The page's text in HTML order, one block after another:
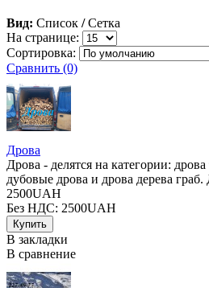
Вид: Список / Сетка
На странице:
Сортировка:
Сравнить (0)
Дрова
Дрова - делятся на категории:
дубовые дрова и дрова дерева граб.
2500UAH
Без НДС: 2500UAH
В закладки
В сравнение